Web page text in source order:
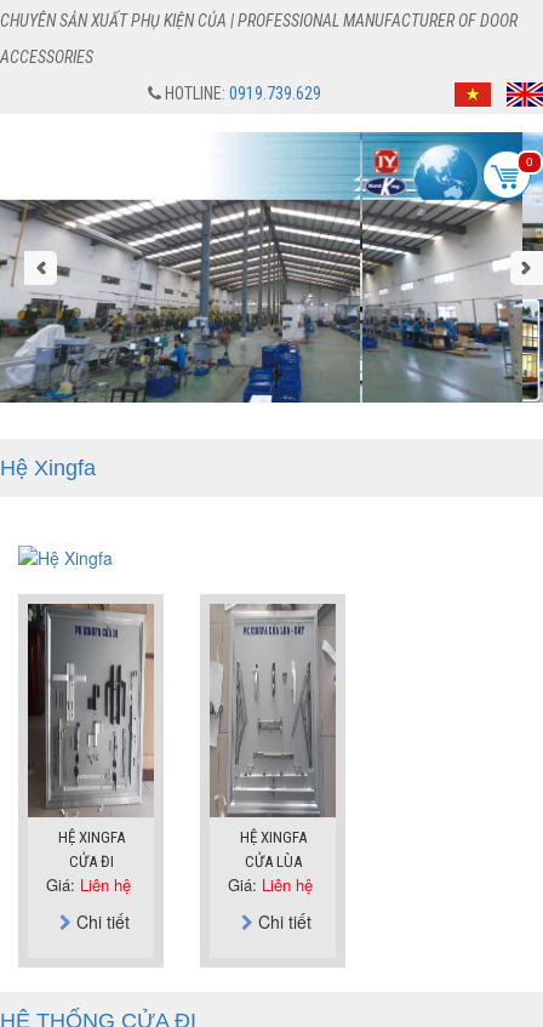
CHUYÊN SẢN XUẤT PHỤ KIỆN CỦA | PROFESSIONAL MANUFACTURER OF DOOR
ACCESSORIES
HOTLINE: 0919.739.629
0
Hệ Xingfa
HỆ XINGFA
CỬA ĐI
Giá: Liên hệ
Chi tiết
HỆ XINGFA
CỬA LÙA
Giá: Liên hệ
Chi tiết
HỆ THỐNG CỬA ĐI